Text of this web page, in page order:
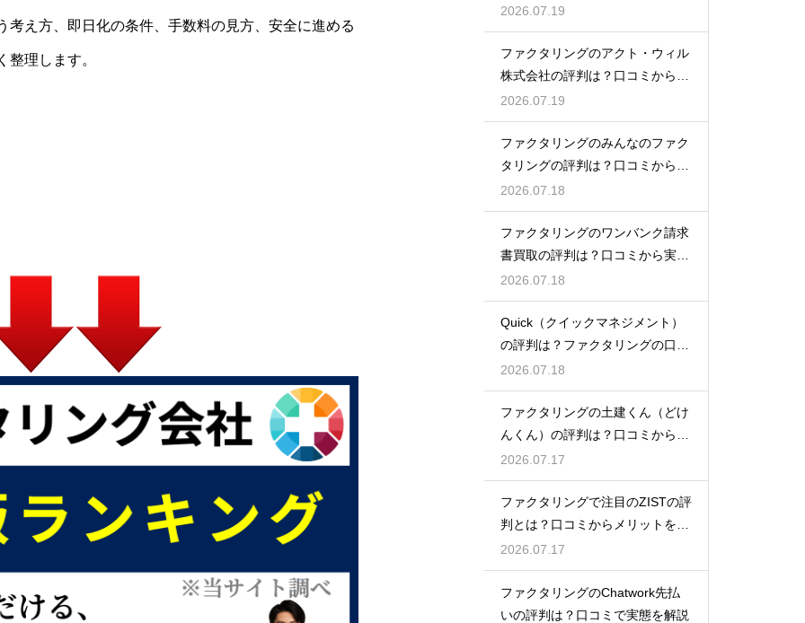
え方、即日化の条件、手数料の見方、安全に進める
理します。
徹底解説
2026.07.19
ファクタリングのアクト・ウィル
株式会社の評判は？口コミから実
態を徹底解説
2026.07.19
ファクタリングのみんなのファク
タリングの評判は？口コミから実
態を徹底解説
2026.07.18
ファクタリングのワンバンク請求
書買取の評判は？口コミから実態
を徹底解説
2026.07.18
Quick（クイックマネジメント）
の評判は？ファクタリングの口コ
ミ検証
2026.07.18
ファクタリングの土建くん（どけ
んくん）の評判は？口コミから実
態を徹底解説
2026.07.17
ファクタリングで注目のZISTの評
判とは？口コミからメリットを徹
底解説
2026.07.17
ファクタリングのChatwork先払
いの評判は？口コミで実態を解説